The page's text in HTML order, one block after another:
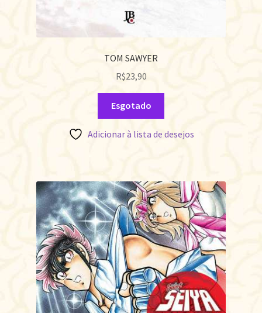
TOM SAWYER
R$23,90
Esgotado
Adicionar à lista de desejos